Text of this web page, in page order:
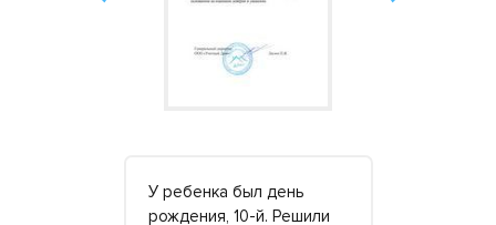
У ребенка был день
рождения, 10-й. Решили